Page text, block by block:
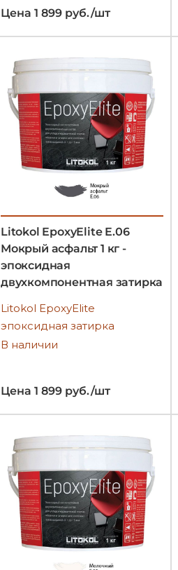
Цена 1 899 руб./шт
Litokol EpoxyElite E.06
Мокрый асфальт 1 кг -
эпоксидная
двухкомпонентная затирка
Litokol EpoxyElite
эпоксидная затирка
В наличии
Цена 1 899 руб./шт